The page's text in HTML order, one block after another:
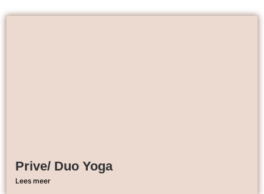
Prive/ Duo Yoga
Lees meer